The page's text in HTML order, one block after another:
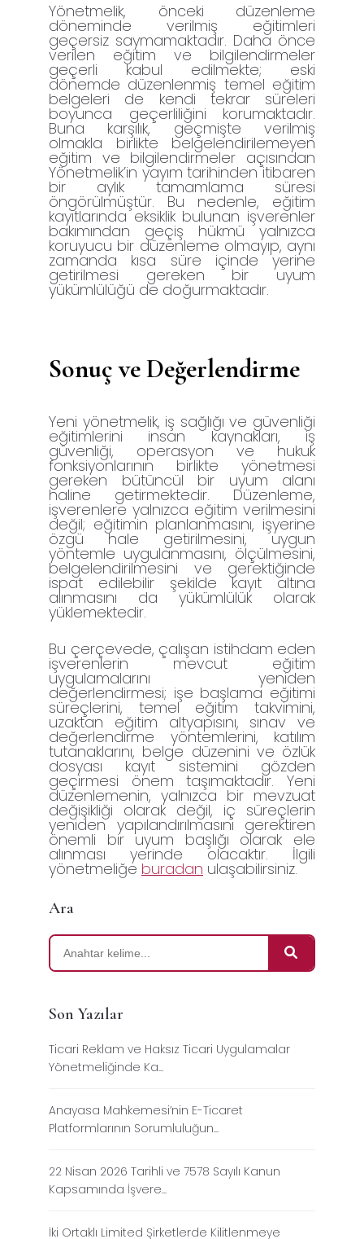
Yönetmelik, önceki düzenleme
döneminde verilmiş eğitimleri
geçersiz saymamaktadır. Daha önce
verilen eğitim ve bilgilendirmeler
geçerli kabul edilmekte; eski
dönemde düzenlenmiş temel eğitim
belgeleri de kendi tekrar süreleri
boyunca geçerliliğini korumaktadır.
Buna karşılık, geçmişte verilmiş
olmakla birlikte belgelendirilemeyen
eğitim ve bilgilendirmeler açısından
Yönetmelik’in yayım tarihinden itibaren
bir aylık tamamlama süresi
öngörülmüştür. Bu nedenle, eğitim
kayıtlarında eksiklik bulunan işverenler
bakımından geçiş hükmü yalnızca
koruyucu bir düzenleme olmayıp, aynı
zamanda kısa süre içinde yerine
getirilmesi gereken bir uyum
yükümlülüğü de doğurmaktadır.
Sonuç ve Değerlendirme
Yeni yönetmelik, iş sağlığı ve güvenliği
eğitimlerini insan kaynakları, iş
güvenliği, operasyon ve hukuk
fonksiyonlarının birlikte yönetmesi
gereken bütüncül bir uyum alanı
haline getirmektedir. Düzenleme,
işverenlere yalnızca eğitim verilmesini
değil; eğitimin planlanmasını, işyerine
özgü hale getirilmesini, uygun
yöntemle uygulanmasını, ölçülmesini,
belgelendirilmesini ve gerektiğinde
ispat edilebilir şekilde kayıt altına
alınmasını da yükümlülük olarak
yüklemektedir.
Bu çerçevede, çalışan istihdam eden
işverenlerin mevcut eğitim
uygulamalarını yeniden
değerlendirmesi; işe başlama eğitimi
süreçlerini, temel eğitim takvimini,
uzaktan eğitim altyapısını, sınav ve
değerlendirme yöntemlerini, katılım
tutanaklarını, belge düzenini ve özlük
dosyası kayıt sistemini gözden
geçirmesi önem taşımaktadır. Yeni
düzenlemenin, yalnızca bir mevzuat
değişikliği olarak değil, iç süreçlerin
yeniden yapılandırılmasını gerektiren
önemli bir uyum başlığı olarak ele
alınması yerinde olacaktır. İlgili
yönetmeliğe buradan ulaşabilirsiniz.
Ara
Son Yazılar
Ticari Reklam ve Haksız Ticari Uygulamalar
Yönetmeliğinde Ka...
Anayasa Mahkemesi’nin E-Ticaret
Platformlarının Sorumluluğun...
22 Nisan 2026 Tarihli ve 7578 Sayılı Kanun
Kapsamında İşvere...
İki Ortaklı Limited Şirketlerde Kilitlenmeye